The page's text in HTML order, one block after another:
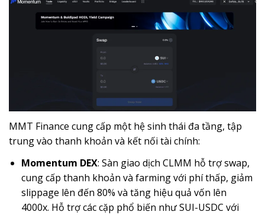
MMT Finance cung cấp một hệ sinh thái đa tầng, tập
trung vào thanh khoản và kết nối tài chính:
Momentum DEX: Sàn giao dịch CLMM hỗ trợ swap,
cung cấp thanh khoản và farming với phí thấp, giảm
slippage lên đến 80% và tăng hiệu quả vốn lên
4000x. Hỗ trợ các cặp phổ biến như SUI-USDC với